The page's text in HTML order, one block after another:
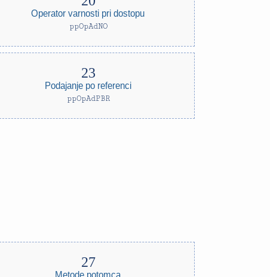
Operator varnosti pri dostopu
ppOpAdNO
Podajanje po referenci
ppOpAdPBR